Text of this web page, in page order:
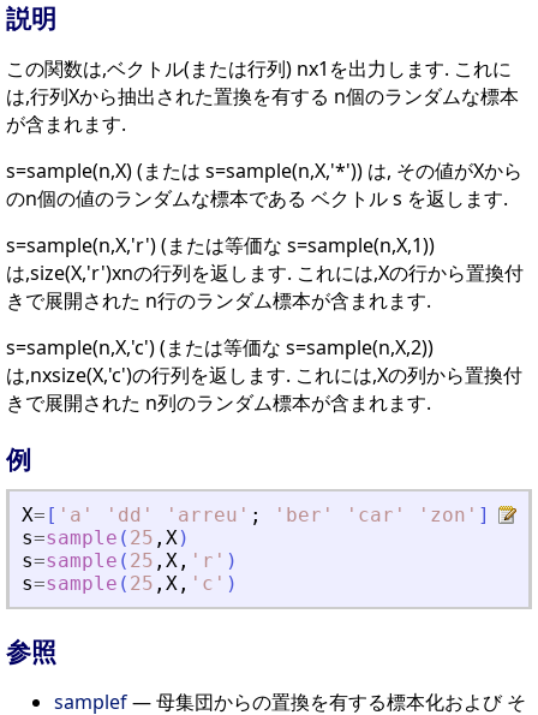
説明
この関数は,ベクトル(または行列) nx1を出力します. これに
は,行列Xから抽出された置換を有する n個のランダムな標本
が含まれます.
s=sample(n,X) (または s=sample(n,X,'*')) は, その値がXから
のn個の値のランダムな標本である ベクトル s を返します.
s=sample(n,X,'r') (または等価な s=sample(n,X,1))
は,size(X,'r')xnの行列を返します. これには,Xの行から置換付
きで展開された n行のランダム標本が含まれます.
s=sample(n,X,'c') (または等価な s=sample(n,X,2))
は,nxsize(X,'c')の行列を返します. これには,Xの列から置換付
きで展開された n列のランダム標本が含まれます.
例
X= [ ' a ' ' dd ' ' arreu ' ; ' ber ' ' car ' ' zon ' ]
s=sample ( 25 , X)
s=sample ( 25 , X , ' r ' )
s=sample ( 25 , X , ' c ' )
参照
samplef— 母集団からの置換を有する標本化および そ